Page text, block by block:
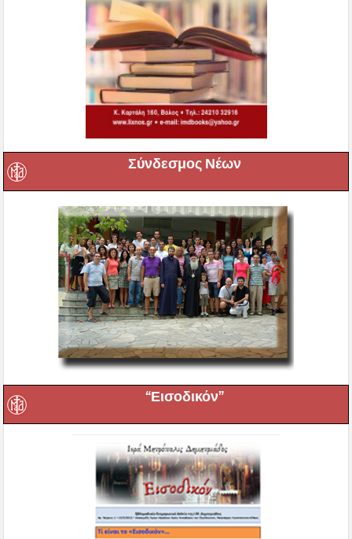
Σύνδεσμος Νέων
“Εισοδικόν”